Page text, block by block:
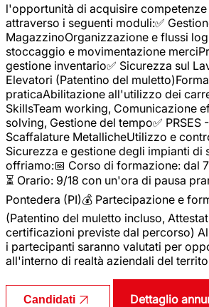
l'opportunità di acquisire
attraverso i seguenti moduli:✅
MagazzinoOrganizzazione e flussi
stoccaggio e movimentazione
gestione inventario✅ Sicurezza sul
Elevatori (Patentino del
praticaAbilitazione all'utilizzo dei
SkillsTeam working, Comunicazione
solving, Gestione del tempo✅ PRSES
Scaffalature MetallicheUtilizzo e
Sicurezza e gestione degli impianti di
offriamo:📅 Corso di formazione: dal
⏳ Orario: 9/18 con un'ora di pausa
Pontedera (PI)💰 Partecipazione e
(Patentino del muletto incluso,
certificazioni previste dal percorso)
i partecipanti saranno valutati per
all'interno di realtà aziendali del
Candidati Dettaglio